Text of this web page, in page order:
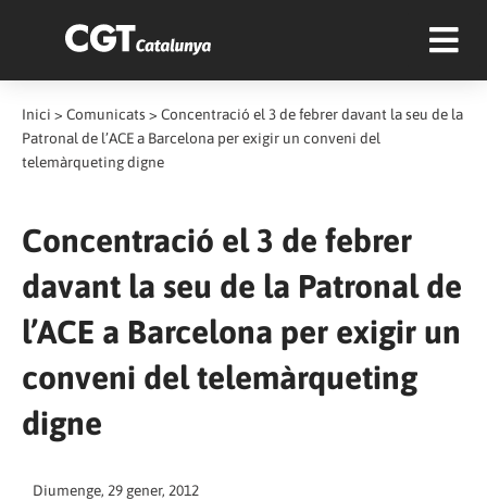
Inici > Comunicats > Concentració el 3 de febrer davant la seu de la
Patronal de l’ACE a Barcelona per exigir un conveni del
telemàrqueting digne
Concentració el 3 de febrer
davant la seu de la Patronal de
l’ACE a Barcelona per exigir un
conveni del telemàrqueting
digne
Diumenge, 29 gener, 2012